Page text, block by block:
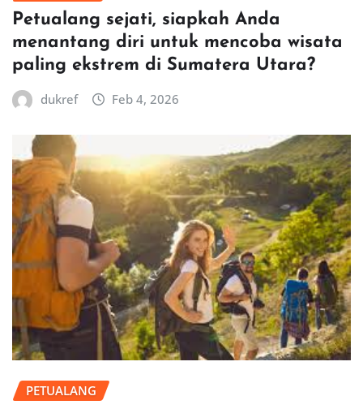
Petualang sejati, siapkah Anda
menantang diri untuk mencoba wisata
paling ekstrem di Sumatera Utara?
dukref Feb 4, 2026
PETUALANG